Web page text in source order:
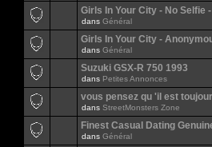
Girls In Your City - No Selfie
dans Général
Girls In Your City -
dans Général
Suzuki GSX-R 750 1993
dans Petites Annonces
vous pensez qu 'il est
dans StreetMonsters Zone
Finest Сasual Dating
dans Général